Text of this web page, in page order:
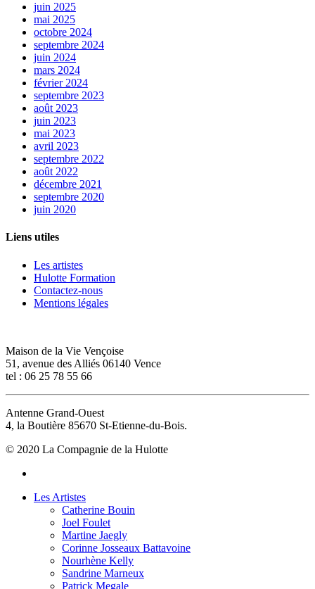
juin 2025
mai 2025
octobre 2024
septembre 2024
juin 2024
mars 2024
février 2024
septembre 2023
août 2023
juin 2023
mai 2023
avril 2023
septembre 2022
août 2022
décembre 2021
septembre 2020
juin 2020
Liens utiles
Les artistes
Hulotte Formation
Contactez-nous
Mentions légales
Maison de la Vie Vençoise
51, avenue des Alliés 06140 Vence
tel : 06 25 78 55 66
Antenne Grand-Ouest
4, la Boutière 85670 St-Etienne-du-Bois.
© 2020 La Compagnie de la Hulotte
Close
Les Artistes
Catherine Bouin
Joel Foulet
Martine Jaegly
Corinne Josseaux Battavoine
Nourhène Kelly
Sandrine Marneux
Patrick Megale